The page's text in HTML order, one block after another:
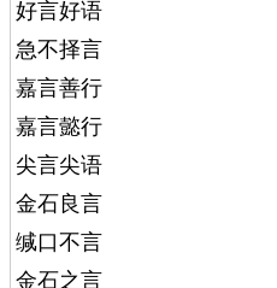
好言好语
急不择言
嘉言善行
嘉言懿行
尖言尖语
金石良言
缄口不言
金石之言